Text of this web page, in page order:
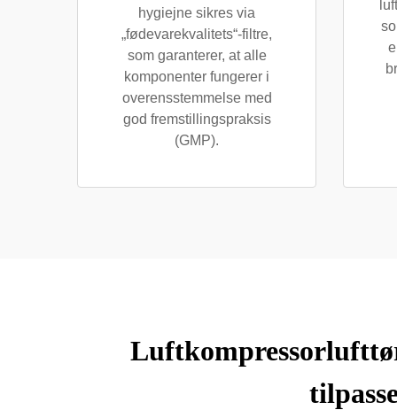
hygiejne sikres via
„fødevarekvalitets“-filtre,
som garanterer, at alle
komponenter fungerer i
overensstemmelse med
god fremstillingspraksis
(GMP).